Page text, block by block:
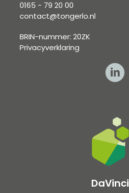
0165 - 79 20 00
contact@tongerlo.nl
BRIN-nummer: 20ZK
Privacyverklaring
DaVinci